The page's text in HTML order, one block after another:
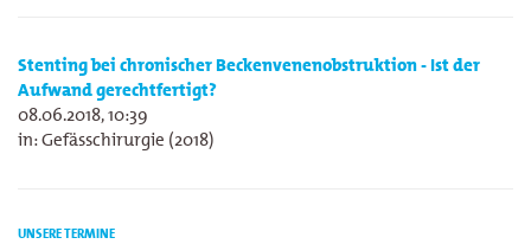
Stenting bei chronischer Beckenvenenobstruktion - Ist der
Aufwand gerechtfertigt?
08.06.2018, 10:39
in: Gefässchirurgie (2018)
UNSERE TERMINE